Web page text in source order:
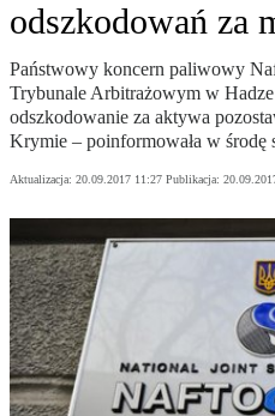
odszkodowań za
Państwowy koncern paliwowy
Trybunale Arbitrażowym w
odszkodowanie za aktywa
Krymie – poinformowała w środę
Aktualizacja: 20.09.2017 11:27 Publikacja: